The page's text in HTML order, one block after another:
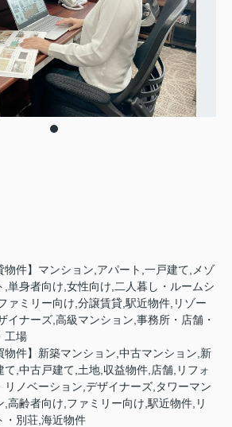
物件】マンション,アパート,一戸建て,メゾ
,単身者向け,女性向け,二人暮し・ルームシ
ァミリー向け,分譲賃貸,駅近物件,リゾー
イナーズ,高級マンション,事務所・店舗・
工場
物件】新築マンション,中古マンション,新
て,中古戸建て,土地,収益物件,店舗,リフォ
リノベーション,デザイナーズ,タワーマン
,高齢者向け,ファミリー向け,駅近物件,リ
・別荘,海近物件